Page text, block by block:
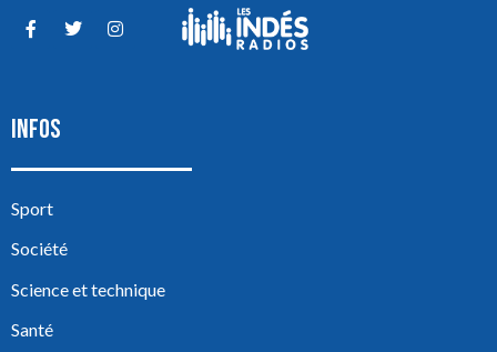
INFOS
Sport
Société
Science et technique
Santé